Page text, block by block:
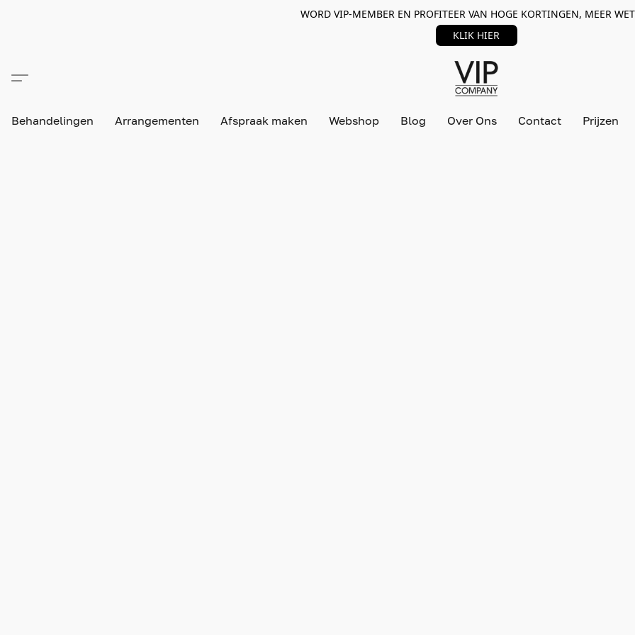
WORD VIP-MEMBER EN PROFITEER VAN HOGE KORTINGEN, MEER
KLIK HIER
Behandelingen Arrangementen Afspraak maken Webshop Blog Over Ons Contact Prijzen